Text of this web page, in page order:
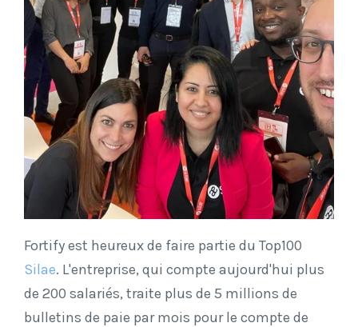
Fortify est heureux de faire partie du Top100
Silae. L'entreprise, qui compte aujourd'hui plus
de 200 salariés, traite plus de 5 millions de
bulletins de paie par mois pour le compte de